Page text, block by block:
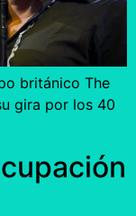
británico The
gira por los 40